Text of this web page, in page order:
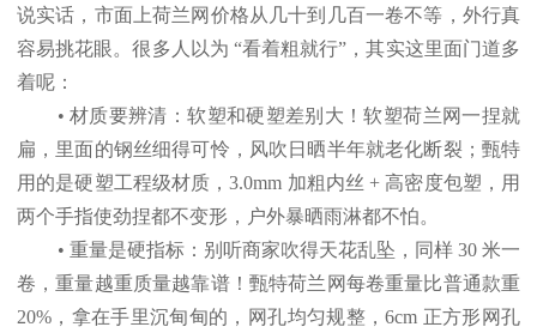
说实话，市面上荷兰网价格从几十到几百一卷不等，外行真
容易挑花眼。很多人以为 “看着粗就行”，其实这里面门道多
着呢：
• 材质要辨清：软塑和硬塑差别大！软塑荷兰网一捏就
扁，里面的钢丝细得可怜，风吹日晒半年就老化断裂；甄特
用的是硬塑工程级材质，3.0mm 加粗内丝 + 高密度包塑，用
两个手指使劲捏都不变形，户外暴晒雨淋都不怕。
• 重量是硬指标：别听商家吹得天花乱坠，同样 30 米一
卷，重量越重质量越靠谱！甄特荷兰网每卷重量比普通款重
20%，拿在手里沉甸甸的，网孔均匀规整，6cm 正方形网孔